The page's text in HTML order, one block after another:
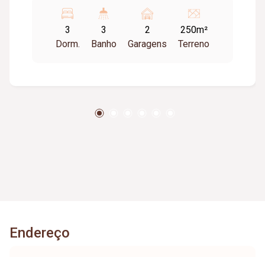
vagas de garagem; Diferenciais: Ambientes
amplos e bem distribuídos; Excelente
localização, próxima a supermercado e
3
Dorm.
3
Banho
2
Garagens
250m²
Terreno
Endereço